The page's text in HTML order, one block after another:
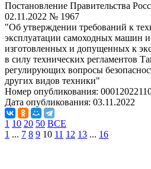
Постановление Правительства
02.11.2022 № 1967
"Об утверждении требований к
эксплуатации самоходных машин
изготовленных и допущенных к
в силу технических регламентов
регулирующих вопросы
других видов техники"
Номер опубликования:
Дата опубликования: 03.11.2022
1 10 20 50 ВСЕ
1 ... 7 8 9 10 11 12 13 ... 16